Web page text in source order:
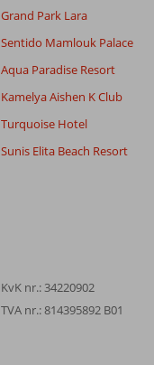
Grand Park Lara
Sentido Mamlouk Palace
Aqua Paradise Resort
Kamelya Aishen K Club
Turquoise Hotel
Sunis Elita Beach Resort
KvK nr.: 34220902
TVA nr.: 814395892 B01